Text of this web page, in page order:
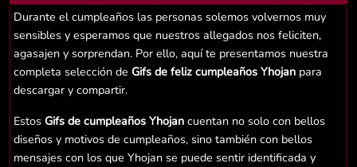
Durante el cumpleaños las personas solemos volvernos muy
sensibles y esperamos que nuestros allegados nos feliciten,
agasajen y sorprendan. Por ello, aquí te presentamos nuestra
completa selección de Gifs de feliz cumpleaños Yhojan para
descargar y compartir.
Estos Gifs de cumpleaños Yhojan cuentan no solo con bellos
diseños y motivos de cumpleaños, sino también con bellos
mensajes con los que Yhojan se puede sentir identificada y